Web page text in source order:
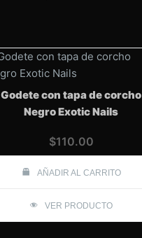
Godete con tapa de corcho
Negro Exotic Nails
$110.00
AÑADIR AL CARRITO
VER PRODUCTO